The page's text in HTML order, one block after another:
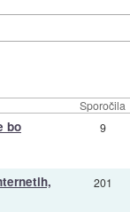
Sporočila
bo 9
201